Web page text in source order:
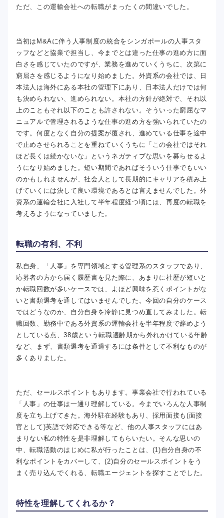
ただ、この運輸会社への転職がまったくの間違いでした。
当初はM&Aに伴う人事制度の統合をシンガポールの人事スタ
ッフなどと協業で担当し、今までとは違った仕事の進め方に面
白さを感じていたのですが、業務を進めていくうちに、次第に
窮屈さを感じるようになり始めました。外資系の会社では、日
本法人は海外にある本社の管理下にあり、日本法人だけでは何
も決められない、進められない。本社の方針が絶対で、それ以
上のこともそれ以下のことも許されない。そういった窮屈なマ
ニュアルで管理されるような仕事の進め方を強いられていたの
です。何度となく自分の提案が覆され、進めている仕事を途中
で止めさせられることを重ねていくうちに「この会社ではそれ
ほど長くは続かないな」というネガティブな思いを募らせるよ
うになり始めました。短い期間であればそういう仕事でもいい
のかもしれませんが、社会人として長期的にキャリアを積み上
げていくには決して良い環境であるとは言えませんでした。外
資系の運輸会社に入社して半年程度経つ頃には、再度の転職を
考えるようになっていました。
転職の有利、不利
私自身、「人事」を専門領域とする管理系のスタッフであり、
応募者の方から届く履歴書を見た際に、あまりに社歴が短いと
か転職回数が多いケースでは、よほど興味を惹くポイントがな
いと書類選考を通してはいませんでした。今回の自分のケース
ではどうなのか、自分自身を冷静に見つめ直してみました。転
職回数、勤務中である外資系の運輸会社を半年程度で辞めよう
としている点、38歳という転職適齢期から外れかけている年齢
など、まず、書類選考を通過するには条件として不利なものが
多くありました。
ただ、セールスポイントもあります。事業会社で行われている
「人事」の仕事は一通り理解している。今までいろんな人事制
度を立ち上げてきた。海外駐在経験もあり、採用面接も(面接
官として)英語で対応できる等など、他の人事スタッフにはあ
まりない私の特性を是非理解してもらいたい。そんな思いの
中、転職活動のはじめに私が行ったことは、(1)自分自身の不
利なポイントをカバーして、(2)自分のセールスポイントをう
まく売り込んでくれる、転職エージェントを探すことでした。
特性を理解してくれるか？